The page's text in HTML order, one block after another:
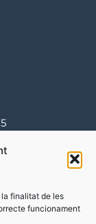
finalitat de les
funcionament